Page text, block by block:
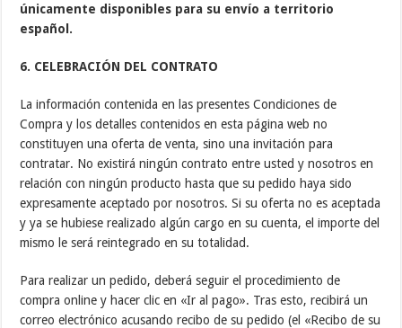
únicamente disponibles para su envío a territorio
español.
6. CELEBRACIÓN DEL CONTRATO
La información contenida en las presentes Condiciones de
Compra y los detalles contenidos en esta página web no
constituyen una oferta de venta, sino una invitación para
contratar. No existirá ningún contrato entre usted y nosotros en
relación con ningún producto hasta que su pedido haya sido
expresamente aceptado por nosotros. Si su oferta no es aceptada
y ya se hubiese realizado algún cargo en su cuenta, el importe del
mismo le será reintegrado en su totalidad.
Para realizar un pedido, deberá seguir el procedimiento de
compra online y hacer clic en «Ir al pago». Tras esto, recibirá un
correo electrónico acusando recibo de su pedido (el «Recibo de su